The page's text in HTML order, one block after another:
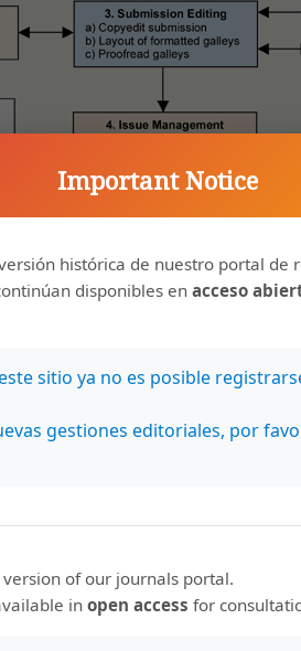
Important Notice
histórica de nuestro portal de
disponibles en acceso
sitio ya no es posible
gestiones editoriales, por
of our journals portal.
in open access for